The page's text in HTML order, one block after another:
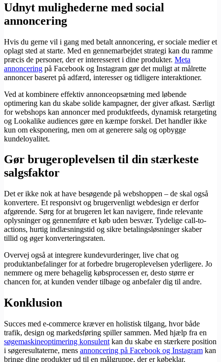
Udnyt mulighederne med social
annoncering
Hvis du gerne vil i gang med betalt annoncering, er sociale medier et
oplagt sted at starte. Med en gennemarbejdet strategi kan du ramme
præcis de personer, der er interesseret i dine produkter. Meta
annoncering på Facebook og Instagram gør det muligt at målrette
annoncer baseret på adfærd, interesser og tidligere interaktioner.
Ved at kombinere effektiv annonceopsætning med løbende
optimering kan du skabe solide kampagner, der giver afkast. Særligt
for webshops kan annoncer med produktfeeds, dynamisk retargeting
og Lookalike audiences gøre en kæmpe forskel. Det handler ikke
kun om eksponering, men om at generere salg og opbygge
kundeloyalitet.
Gør brugeroplevelsen til din stærkeste
salgsfaktor
Det er ikke nok at have besøgende på webshoppen – de skal også
konvertere. Et responsivt og brugervenligt webdesign er derfor
afgørende. Sørg for at brugeren let kan navigere, finde relevante
oplysninger og gennemføre et køb uden besvær. Tydelige call-to-
actions, hurtig indlæsningstid og sikre betalingsløsninger skaber
tillid og øger konverteringsraten.
Overvej også at integrere kundevurderinger, live chat og
produktanbefalinger for at forbedre brugeroplevelsen yderligere. Jo
nemmere og mere behagelig købsprocessen er, desto større er
chancen for, at kunden vender tilbage og anbefaler dig til andre.
Konklusion
Succes med e-commerce kræver en holistisk tilgang, hvor både
trafik, design og markedsføring spiller sammen. Med hjælp fra en
søgemaskineoptimering konsulent kan du skabe en stærkere position
i søgeresultaterne, mens annoncering på Facebook og Instagram kan
bringe dine produkter ud til en målgruppe, der er købeklar.